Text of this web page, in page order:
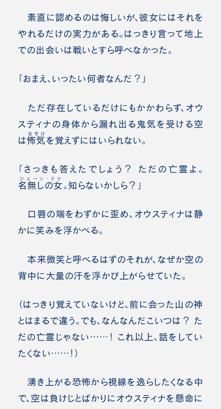
素直に認めるのは悔しいが、彼女にはそれを
やれるだけの実力がある。はっきり言って地上
での出会いは戦いとすら呼べなかった。
「おまえ、いったい何者なんだ？」
ただ存在しているだけにもかかわらず、オウ
スティナの身体から漏れ出る鬼気を受ける空
は怖気
おぞけ
を覚えずにはいられない。
「さっきも答えたでしょう？ ただの亡霊よ。
名無しの女
ジェーン・ドゥ
。知らないかしら？」
口唇の端をわずかに歪め、オウスティナは静
かに笑みを浮かべる。
本来微笑と呼べるはずのそれが、なぜか空の
背中に大量の汗を浮かび上がらせていた。
（はっきり覚えていないけど、前に会った山の神
とはまるで違う。でも、なんなんだこいつは？ た
だの亡霊じゃない……！ これ以上、話をしてい
たくない……！）
湧き上がる恐怖から視線を逸らしたくなる中
で、空は負けじとばかりにオウスティナを懸命に